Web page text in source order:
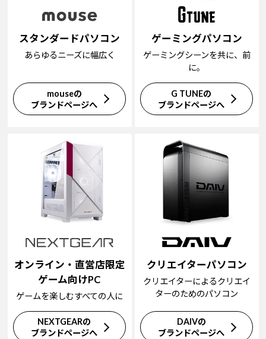
スタンダードパソコン
あらゆるニーズに幅広く
mouseの
ブランドページへ
ゲーミングパソコン
ゲーミングシーンを共に、前
に。
G TUNEの
ブランドページへ
オンライン・直営店限定
ゲーム向けPC
ゲームを楽しむすべての人に
NEXTGEARの
ブランドページへ
クリエイターパソコン
クリエイターによるクリエイ
ターのためのパソコン
DAIVの
ブランドページへ